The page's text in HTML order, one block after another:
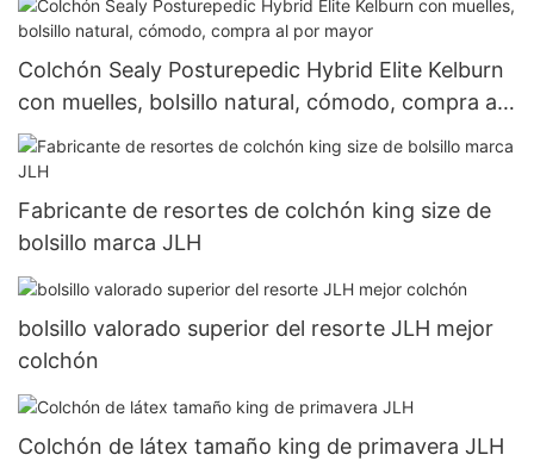
Colchón Sealy Posturepedic Hybrid Elite Kelburn
con muelles, bolsillo natural, cómodo, compra al
por mayor
Fabricante de resortes de colchón king size de
bolsillo marca JLH
bolsillo valorado superior del resorte JLH mejor
colchón
Colchón de látex tamaño king de primavera JLH